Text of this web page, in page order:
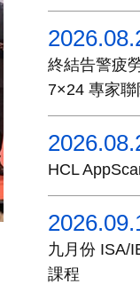
終結告警疲
7×24 專家
HCL
九月份 ISA/
課程